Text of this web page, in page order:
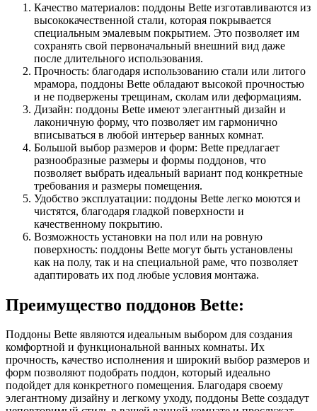
Качество материалов: поддоны Bette изготавливаются из
высококачественной стали, которая покрывается
специальным эмалевым покрытием. Это позволяет им
сохранять свой первоначальный внешний вид даже
после длительного использования.
Прочность: благодаря использованию стали или литого
мрамора, поддоны Bette обладают высокой прочностью
и не подвержены трещинам, сколам или деформациям.
Дизайн: поддоны Bette имеют элегантный дизайн и
лаконичную форму, что позволяет им гармонично
вписываться в любой интерьер ванных комнат.
Большой выбор размеров и форм: Bette предлагает
разнообразные размеры и формы поддонов, что
позволяет выбрать идеальный вариант под конкретные
требования и размеры помещения.
Удобство эксплуатации: поддоны Bette легко моются и
чистятся, благодаря гладкой поверхности и
качественному покрытию.
Возможность установки на пол или на ровную
поверхность: поддоны Bette могут быть установлены
как на полу, так и на специальной раме, что позволяет
адаптировать их под любые условия монтажа.
Преимущество поддонов Bette:
Поддоны Bette являются идеальным выбором для создания
комфортной и функциональной ванных комнаты. Их
прочность, качество исполнения и широкий выбор размеров и
форм позволяют подобрать поддон, который идеально
подойдет для конкретного помещения. Благодаря своему
элегантному дизайну и легкому уходу, поддоны Bette создадут